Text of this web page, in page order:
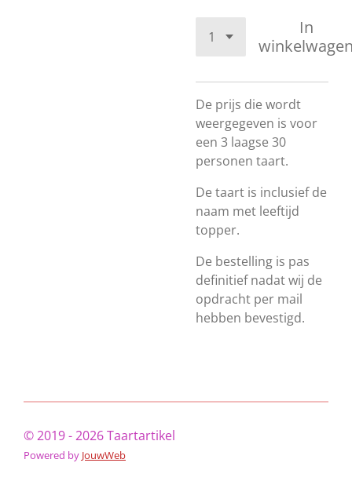
In
De prijs die wordt
weergegeven is voor
een 3 laagse 30
personen taart.
De taart is inclusief de
naam met leeftijd
topper.
De bestelling is pas
definitief nadat wij de
opdracht per mail
hebben bevestigd.
© 2019 - 2026 Taartartikel
Powered by JouwWeb